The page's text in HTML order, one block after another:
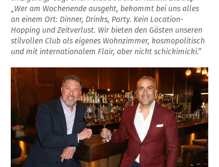
„Wer am Wochenende ausgeht, bekommt bei uns alles
an einem Ort: Dinner, Drinks, Party. Kein Location-
Hopping und Zeitverlust. Wir bieten den Gästen unseren
stilvollen Club als eigenes Wohnzimmer, kosmopolitisch
und mit internationalem Flair, aber nicht schickimicki.“